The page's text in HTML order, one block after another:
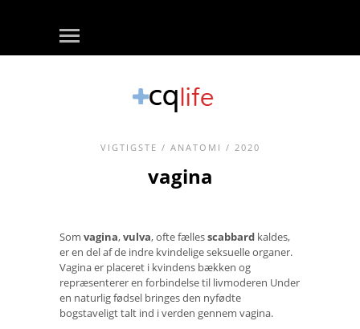
VIGTIGSTE / ANATOMI / 2020
vagina
Som vagina,vulva, ofte fællesscabbard kaldes,
er en del af de indre kvindelige seksuelle organer.
Vagina er placeret i kvindens bækken og
repræsenterer en forbindelse til livmoderen Under
en naturlig fødsel bringes den nyfødte
bogstaveligt talt ind i verden gennem vagina.